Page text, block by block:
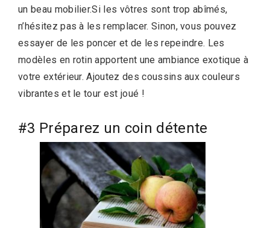
un beau mobilier.Si les vôtres sont trop abîmés,
n’hésitez pas à les remplacer. Sinon, vous pouvez
essayer de les poncer et de les repeindre. Les
modèles en rotin apportent une ambiance exotique à
votre extérieur. Ajoutez des coussins aux couleurs
vibrantes et le tour est joué !
#3 Préparez un coin détente